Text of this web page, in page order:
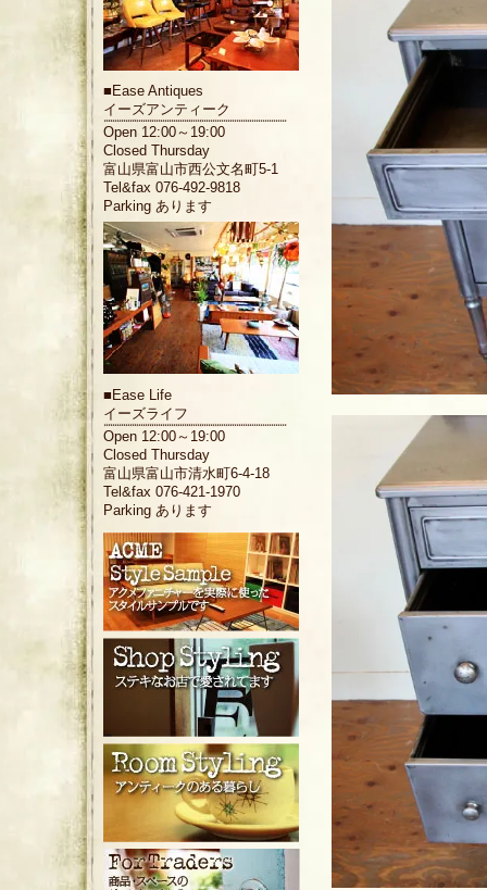
■ Ease Antiques
イーズアンティーク
Open 12:00～19:00
Closed Thursday
富山県富山市西公文名町5-1
Tel&fax 076-492-9818
Parking あります
■ Ease Life
イーズライフ
Open 12:00～19:00
Closed Thursday
富山県富山市清水町6-4-18
Tel&fax 076-421-1970
Parking あります